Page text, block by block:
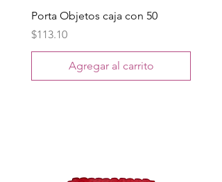
Porta Objetos caja con 50
Precio
$113.10
Agregar al carrito